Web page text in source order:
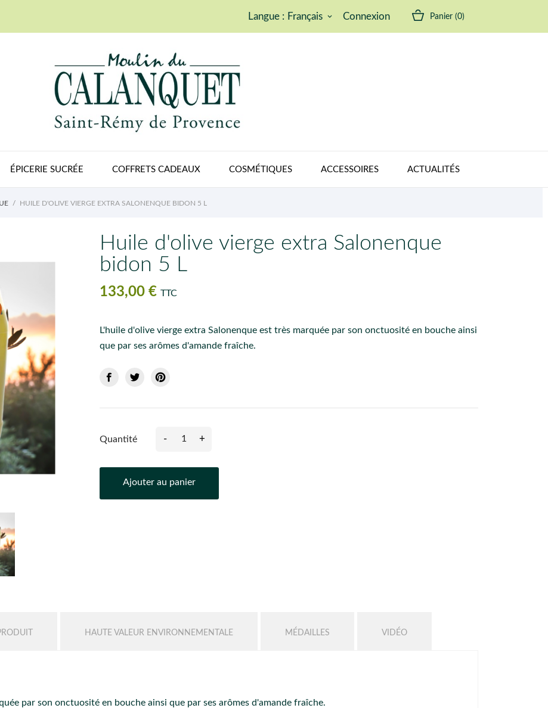
Langue : Français keyboard_arrow_down Connexion Panier (0)
ÉPICERIE SUCRÉE COFFRETS CADEAUX COSMÉTIQUES ACCESSOIRES ACTUALITÉS
HUILE D'OLIVE VIERGE EXTRA SALONENQUE BIDON 5 L
Huile d'olive vierge extra Salonenque
bidon 5 L
133,00 € TTC
L'huile d'olive vierge extra Salonenque est très marquée par son onctuosité en bouche ainsi
que par ses arômes d'amande fraîche.
Quantité - +
Ajouter au panier
HAUTE VALEUR ENVIRONNEMENTALE MÉDAILLES VIDÉO
par son onctuosité en bouche ainsi que par ses arômes d'amande fraîche.